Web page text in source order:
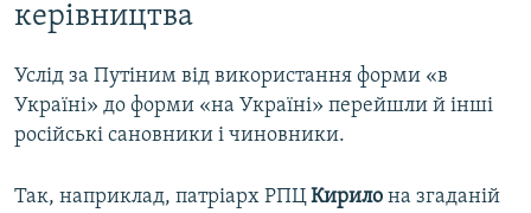
керівництва
Услід за Путіним від використання форми «в
Україні» до форми «на Україні» перейшли й інші
російські сановники і чиновники.
Так, наприклад, патріарх РПЦКирило на згаданій